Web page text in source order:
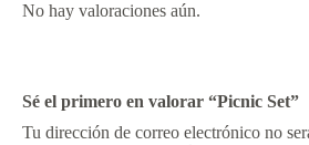
No hay valoraciones aún.
Sé el primero en valorar “Picnic Set”
Tu dirección de correo electrónico no